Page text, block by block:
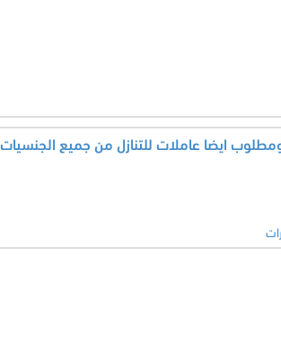
ايضا عاملات للتنازل من جميع الجنسيات